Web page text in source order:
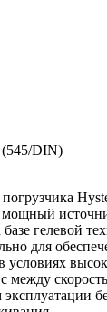
DIN)
погрузчика
мощный
гелевой
для
условиях
между